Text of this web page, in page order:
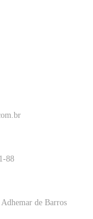
88
de Barros